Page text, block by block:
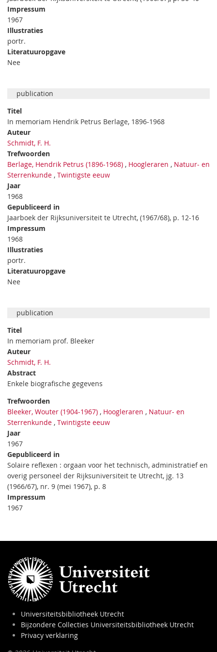
Impressum
1967
Illustraties
portr.
Literatuuropgave
Nee
publication
Titel
In memoriam Hendrik Petrus Berlage, 1896-1968
Auteur
Schmidt, F. H.
Trefwoorden
Berlage, Hendrik Petrus (1896-1968) , Hoogleraren , Natuur- en
Sterrenkunde , Twintigste eeuw
Jaar
1968
Gepubliceerd in
Jaarboek der Rijksuniversiteit te Utrecht, (1967/68), p. 12-16
Impressum
1968
Illustraties
portr.
Literatuuropgave
Nee
publication
Titel
In memoriam prof. Bleeker
Auteur
Schmidt, F. H.
Abstract
Enkele biografische gegevens
Trefwoorden
Bleeker, Wouter (1904-1967) , Hoogleraren , Natuur- en
Sterrenkunde , Twintigste eeuw
Jaar
1967
Gepubliceerd in
Solaire reflexen : orgaan voor het technisch, administratief en
overig personeel der Rijksuniversiteit te Utrecht, jg. 13
(1966/67), nr. 9 (mei 1967), p. 8
Impressum
1967
Universiteitsbibliotheek Utrecht
Bijzondere Collecties Universiteitsbibliotheek Utrecht
Privacy verklaring